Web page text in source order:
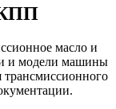
масло и
и модели машины
трансмиссионного